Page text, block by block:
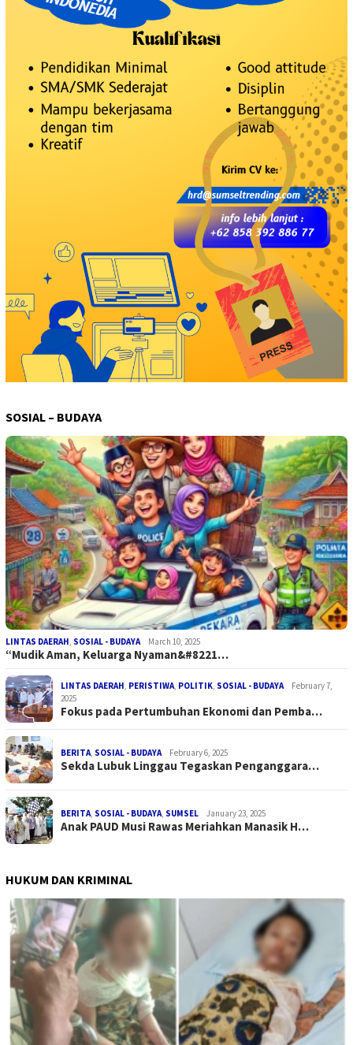
SOSIAL – BUDAYA
LINTAS DAERAH SOSIAL - BUDAYA March 10, 2025
“Mudik Aman, Keluarga Nyaman&#8221…
LINTAS DAERAH PERISTIWA POLITIK SOSIAL - BUDAYA
February 7,
2025
Fokus pada Pertumbuhan Ekonomi dan Pemba…
BERITA SOSIAL - BUDAYA February 6, 2025
Sekda Lubuk Linggau Tegaskan Penganggara…
BERITA SOSIAL - BUDAYA SUMSEL January 23, 2025
Anak PAUD Musi Rawas Meriahkan Manasik H…
HUKUM DAN KRIMINAL